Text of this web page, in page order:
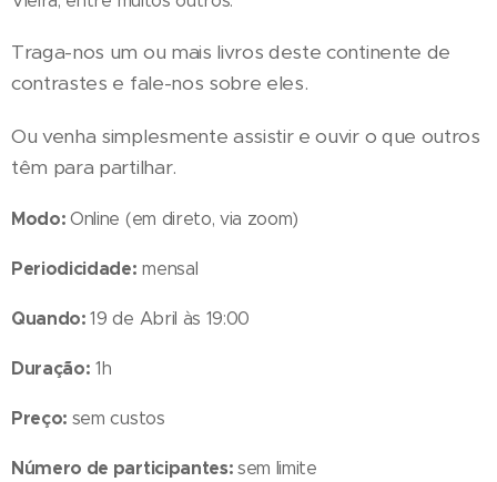
Traga-nos um ou mais livros deste continente de
contrastes e fale-nos sobre eles.
Ou venha simplesmente assistir e ouvir o que outros
têm para partilhar.
Modo:Online (em direto, via zoom)
Periodicidade: mensal
Quando:19 de Abril às 19:00
Duração: 1h
Preço: sem custos
Número de participantes: sem limite